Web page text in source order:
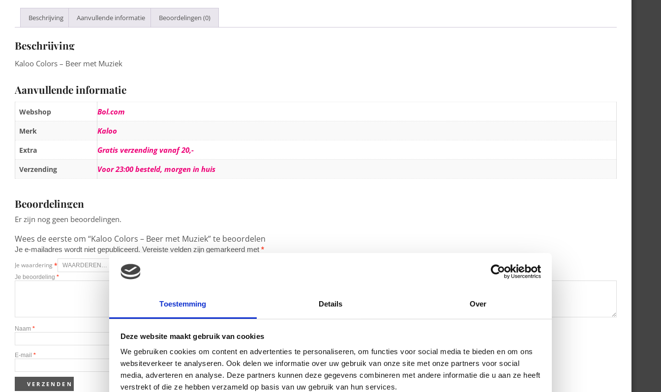
Toestemming Details Over
Deze website maakt gebruik van cookies
We gebruiken cookies om content en advertenties te personaliseren, om functies voor social media te bieden en om ons
websiteverkeer te analyseren. Ook delen we informatie over uw gebruik van onze site met onze partners voor social
media, adverteren en analyse. Deze partners kunnen deze gegevens combineren met andere informatie die u aan ze heeft
verstrekt of die ze hebben verzameld op basis van uw gebruik van hun services.
Beschrijving Aanvullende informatie Beoordelingen (0)
Beschrijving
Kaloo Colors – Beer met Muziek
Aanvullende informatie
Webshop Bol.com
Merk Kaloo
Extra Gratis verzending vanaf 20,-
Verzending Voor 23:00 besteld, morgen in huis
Beoordelingen
Er zijn nog geen beoordelingen.
Wees de eerste om “Kaloo Colors – Beer met Muziek” te beoordelen
Je e-mailadres wordt niet gepubliceerd. Vereiste velden zijn gemarkeerd met *
Je waardering *
Je beoordeling *
Naam *
E-mail *